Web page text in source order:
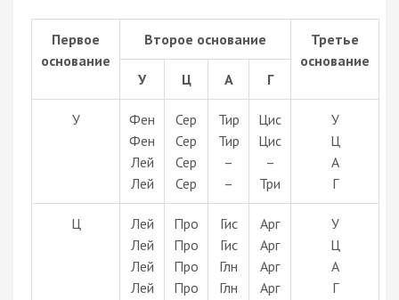
Первое
основание
Второе основание
Третье
основание
У
Ц А Г
У
Фен
Фен
Лей
Лей
Сер
Сер
Сер
Сер
Тир
Тир
–
–
Цис
Цис
–
Три
У
Ц
А
Г
Ц
Лей
Лей
Лей
Лей
Про
Про
Про
Про
Гис
Гис
Глн
Глн
Арг
Арг
Арг
Арг
У
Ц
А
Г